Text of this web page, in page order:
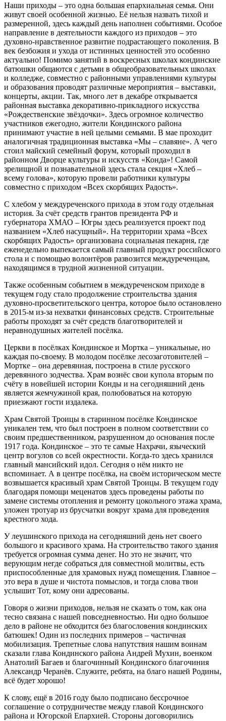
Наши приходы – это одна большая епархиальная семья. Они
живут своей особенной жизнью. Её нельзя назвать тихой и
размеренной, здесь каждый день наполнен событиями. Особое
направление в деятельности каждого из приходов – это
духовно-нравственное развитие подрастающего поколения. В
век безбожия и ухода от истинных ценностей это особенно
актуально! Помимо занятий в воскресных школах кондинские
батюшки общаются с детьми в общеобразовательных школах
и колледже, совместно с районными управлениями культуры
и образования проводят различные мероприятия – выставки,
концерты, акции. Так, много лет в декабре открывается
районная выставка декоративно-прикладного искусства
«Рождественские звёздочки». Здесь огромное количество
участников ежегодно, жители Кондинского района
принимают участие в ней целыми семьями. В мае проходит
аналогичная традиционная выставка «Мы – славяне». А чего
стоил майский семейный форум, который проходил в
районном Дворце культуры и искусств «Конда»! Самой
зрелищной и познавательной здесь стала секция «Хлеб –
всему голова», которую провели работники культуры
совместно с приходом «Всех скорбящих Радость».
С хлебом у междуреченского прихода в этом году отдельная
история. За счёт средств грантов президента РФ и
губернатора ХМАО – Югры здесь реализуется проект под
названием «Хлеб насущный». На территории храма «Всех
скорбящих Радость» организована социальная пекарня, где
еженедельно выпекается самый главный продукт российского
стола и с помощью волонтёров развозится междуреченцам,
находящимся в трудной жизненной ситуации.
Также особенным событием в междуреченском приходе в
текущем году стало продолжение строительства здания
духовно-просветительского центра, которое было остановлено
в 2015-м из-за нехватки финансовых средств. Строительные
работы проходят за счёт средств благотворителей и
неравнодушных жителей посёлка.
Церкви в посёлках Кондинское и Мортка – уникальные, но
каждая по-своему. В молодом посёлке лесозаготовителей –
Мортке – она деревянная, построена в стиле русского
деревянного зодчества. Храм вознёс свои купола вторым по
счёту в новейшей истории Конды и на сегодняшний день
является жемчужиной края, полюбоваться на которую
приезжают гости издалека.
Храм Святой Троицы в старинном посёлке Кондинское
уникален тем, что был построен в полном соответствии со
своим предшественником, разрушенном до основания после
1917 года. Кондинское – это те самые Нахрачи, языческий
центр вогулов со всей окрестности. Когда-то здесь хранился
главный мансийский идол. Сегодня о нём никто не
вспоминает. А в центре посёлка, на своём историческом месте
возвышается красивый храм Святой Троицы. В текущем году
благодаря помощи меценатов здесь проведены работы по
замене системы отопления и ремонту цокольного этажа храма,
уложен тротуар из брусчатки вокруг храма для проведения
крестного хода.
У леушинского прихода на сегодняшний день нет своего
большого и красивого храма. На строительство такого здания
требуется огромная сумма денег. Но это не значит, что
верующим негде собраться для совместной молитвы, есть
приспособленные для храмовых нужд помещения. Главное –
это вера в душе и чистота помыслов, и тогда слова твои
услышит Тот, кому они адресованы.
Говоря о жизни приходов, нельзя не сказать о том, как она
тесно связана с нашей повседневностью. Ни одно большое
дело в районе не обходится без благословения кондинских
батюшек! Один из последних примеров – частичная
мобилизация. Трепетные слова напутствия нашим воинам
сказали глава Кондинского района Андрей Мухин, военком
Анатолий Багаев и благочинный Кондинского благочиния
Александр Черанёв. Служите, ребята, на благо нашей Родины,
всё будет хорошо!
К слову, ещё в 2016 году было подписано бессрочное
соглашение о сотрудничестве между главой Кондинского
района и Югорской Епархией. Стороны договорились